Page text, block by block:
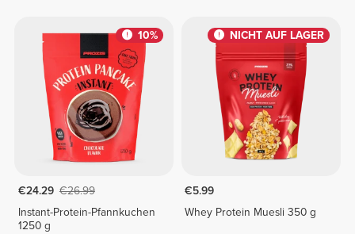
10%
€24.29 €26.99
Instant-Protein-Pfannkuchen
1250 g
NICHT AUF LAGER
€5.99
Whey Protein Muesli 350 g